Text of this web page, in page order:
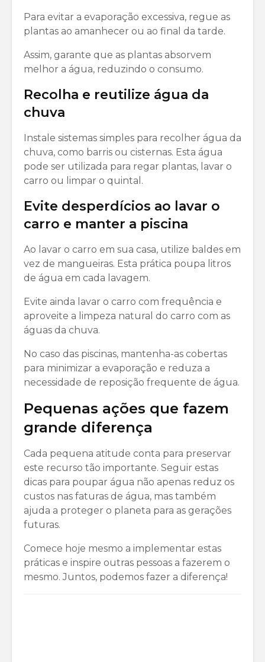
Para evitar a evaporação excessiva, regue as
plantas ao amanhecer ou ao final da tarde.
Assim, garante que as plantas absorvem
melhor a água, reduzindo o consumo.
Recolha e reutilize água da
chuva
Instale sistemas simples para recolher água da
chuva, como barris ou cisternas. Esta água
pode ser utilizada para regar plantas, lavar o
carro ou limpar o quintal.
Evite desperdícios ao lavar o
carro e manter a piscina
Ao lavar o carro em sua casa, utilize baldes em
vez de mangueiras. Esta prática poupa litros
de água em cada lavagem.
Evite ainda lavar o carro com frequência e
aproveite a limpeza natural do carro com as
águas da chuva.
No caso das piscinas, mantenha-as cobertas
para minimizar a evaporação e reduza a
necessidade de reposição frequente de água.
Pequenas ações que fazem
grande diferença
Cada pequena atitude conta para preservar
este recurso tão importante. Seguir estas
dicas para poupar água não apenas reduz os
custos nas faturas de água, mas também
ajuda a proteger o planeta para as gerações
futuras.
Comece hoje mesmo a implementar estas
práticas e inspire outras pessoas a fazerem o
mesmo. Juntos, podemos fazer a diferença!